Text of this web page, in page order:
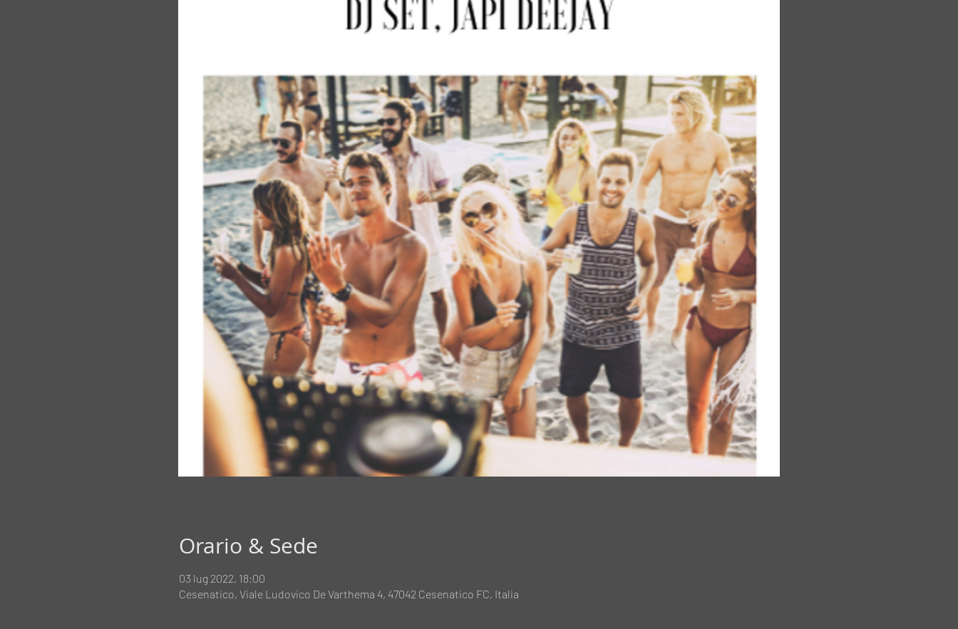
Orario & Sede
03 lug 2022, 18:00
Cesenatico, Viale Ludovico De Varthema 4, 47042 Cesenatico FC, Italia